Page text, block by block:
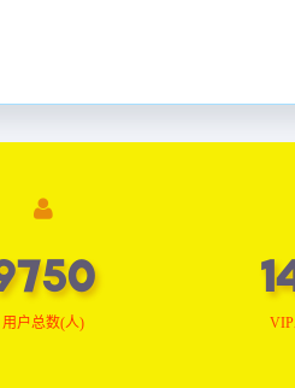
用户总数(人)